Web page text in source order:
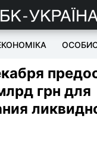
грн для